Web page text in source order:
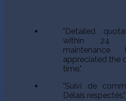
"Detailed
within 24
maintenance
appreciated the
time."
"Suivi de
Délais respectés."